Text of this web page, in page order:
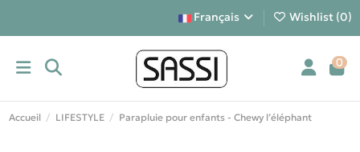
Français Wishlist (0)
0
Accueil LIFESTYLE Parapluie pour enfants - Chewy l’éléphant